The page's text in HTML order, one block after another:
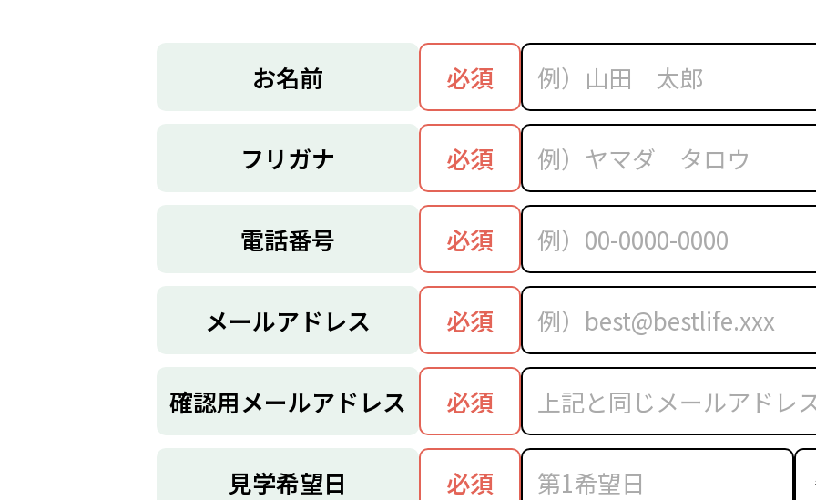
お名前
フリガナ
電話番号
メールアドレス
確認用メールアドレス
見学希望日